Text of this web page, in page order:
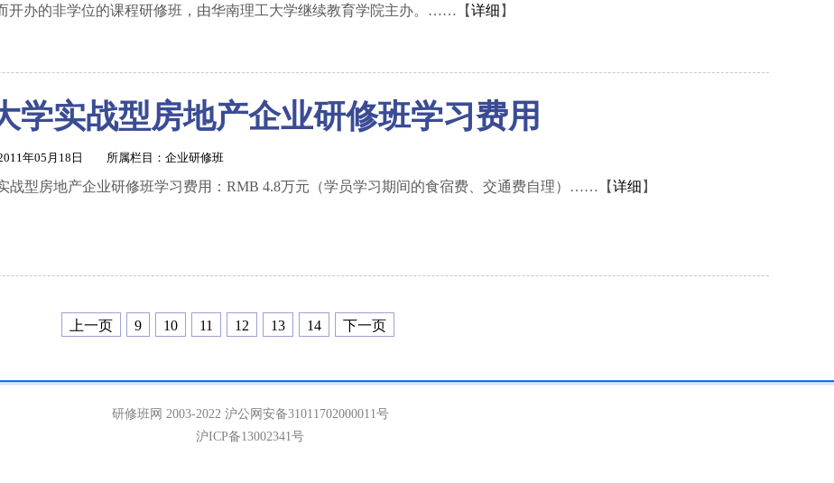
开办的非学位的课程研修班，由华南理工大学继续教育学院主办。……【详细 】
学实战型房地产企业研修班学习费用
年05月18日 所属栏目： 企业研修班
战型房地产企业研修班学习费用：RMB 4.8万元（学员学习期间的食宿费、交通费自理）……【详细 】
上一页 9 10 11 12 13 14 下一页
研修班网 2003-2022 沪公网安备31011702000011号
沪ICP备13002341号